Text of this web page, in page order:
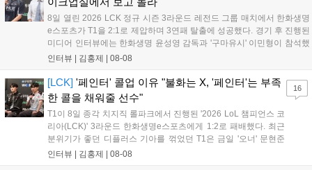
8일 열린 2026 LCK 정규 시즌 3라운드 레전드 그룹 매치에서 한화생명
e스포츠가 T1을 2:1로 제압하며 3연패 탈출에 성공했다. 경기 후 진행된
미디어 인터뷰에는 한화생명 윤성영 감독과 '구마유시' 이민형이 참석했
다. 먼저 승리 소감에 대해 윤성영 감독은 "오랜만에 승리해 기분이 좋고,
인터뷰 | 김홍제 | 08-08
[LCK] '페인터' 콜업 이유 "불화는 X, '페인터'는 부족
한 콜을 채워줄 선수"
T1이 8일 종각 치지직 롤파크에서 진행된 '2026 LoL 챔피언스 코
리아(LCK)' 3라운드 한화생명e스포츠에게 1:2로 패배했다. 최근
분위기가 좋던 디플러스 기아를 꺾었던 T1은 금일 '오너' 문현준
을 빼고 신예 '페인터' 김은후를 투입시키는 강수를 뒀으나 결국
인터뷰 | 김홍제 | 08-08
16